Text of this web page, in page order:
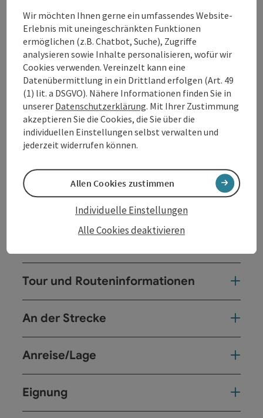
Landesgut, wandern Sie bergauf zum "Stoaneren
Bankerl". Von da aus haben Sie einen wunderschönen
Blick auf die Barockstadt Schärding und ins
benachbarte Bayern. Bei Schönwetterlage sind auch
die Alpenkette - Dachstein, Watzmann,
Tennengebirge - und das Berchtesgadener Land zu
sehen. Dies ist eine landschaftliche Sehenswürdigkeit
und lädt zu einer Rast ein. Abwechslungsreich geht es
durch den beschilderten Waldweg mit sanfter
Hügellandschaft des Innviertels weiter bis zum
Marienthal, über die Gopperdinger Straße (kein
Bahnunterführung. Von hier geht es über den
Pramtalradweg ...
Beschreibung vollständig anzeigen
Tour und Routeninformationen
An der Strecke
Anreise/Lage
Eignung
Wir möchten Ihnen gerne ein umfassendes Website-
Erlebnis mit uneingeschränkten Funktionen
ermöglichen (z.B. Chatbot, Suche), Zugriffe
analysieren sowie Inhalte personalisieren, wofür wir
Cookies verwenden. Vereinzelt kann eine
Datenübermittlung in ein Drittland erfolgen (Art. 49
(1) lit. a DSGVO). Nähere Informationen finden Sie in
unserer Datenschutzerklärung. Mit Ihrer Zustimmung
akzeptieren Sie die Cookies, die Sie über die
individuellen Einstellungen selbst verwalten und
jederzeit widerrufen können.
Alle Cookies deaktivieren
Individuelle Einstellungen
Allen Cookies zustimmen